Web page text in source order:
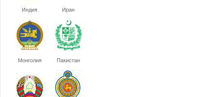
Индия Иран
Монголия Пакистан